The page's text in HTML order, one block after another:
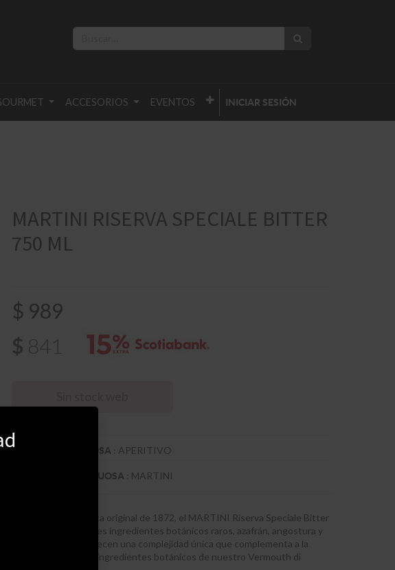
ACCESORIOS EVENTOS INICIAR SESIÓN
MARTINI RISERVA SPECIALE BITTER
750 ML
$ 989
$ 841
TIPO DE ESPIRITUOSA : APERITIVO
MARCA DE ESPIRITUOSA : MARTINI
Inspirado en la receta original de 1872, el MARTINI Riserva Speciale Bitter
se caracteriza por tres ingredientes botánicos raros, azafrán, angostura y
calumba. Juntos, ofrecen una complejidad única que complementa a la
perfección los ricos ingredientes botánicos de nuestro Vermouth di